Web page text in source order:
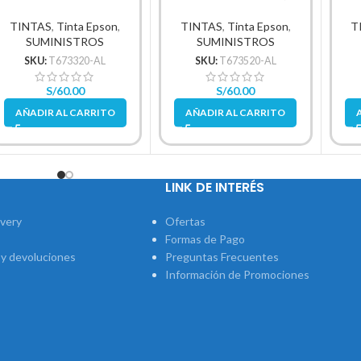
TINTAS, Tinta Epson,
SUMINISTROS
SKU: T673320-AL
S/60.00
AÑADIR AL CARRITO
TINTAS, Tinta Epson,
SUMINISTROS
SKU: T673520-AL
S/60.00
AÑADIR AL CARRITO
devoluciones
LINK DE INTERÉS
Ofertas
Formas de Pago
Preguntas Frecuentes
Información de Promociones